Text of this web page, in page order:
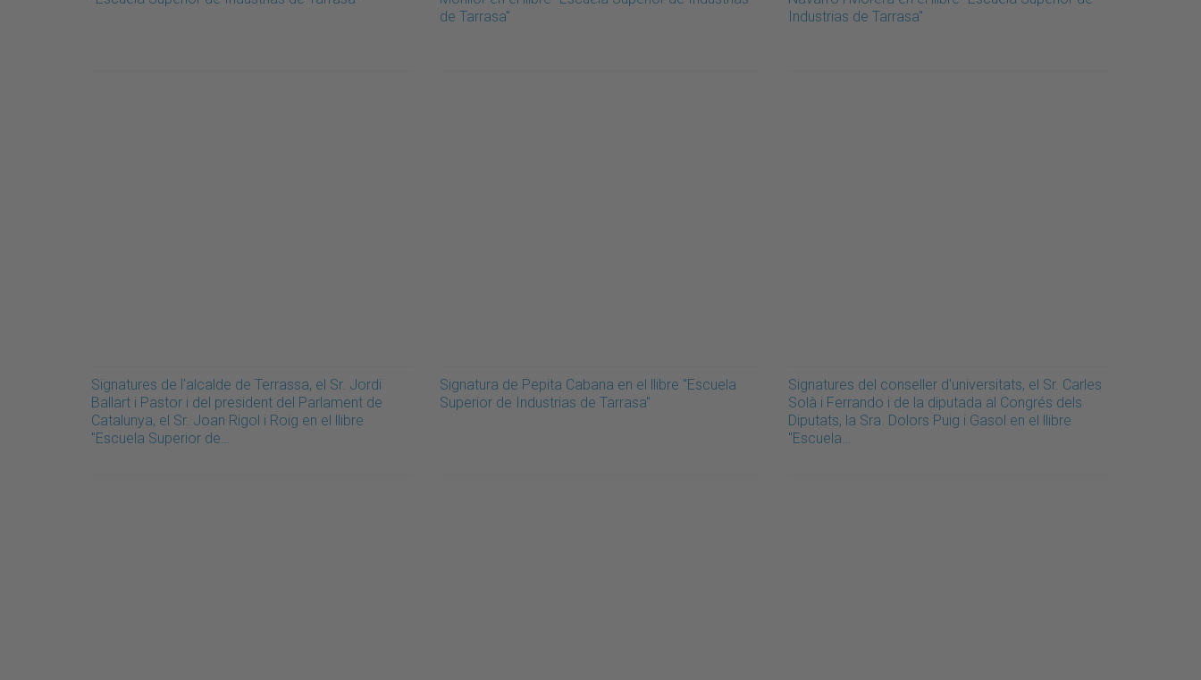
de Tarrasa"
Industrias de Tarrasa"
Signatures de l'alcalde de Terrassa, el Sr. Jordi
Ballart i Pastor i del president del Parlament de
Catalunya, el Sr. Joan Rigol i Roig en el llibre
"Escuela Superior de…
Signatura de Pepita Cabana en el llibre "Escuela
Superior de Industrias de Tarrasa"
Signatures del conseller d'universitats, el Sr. Carles
Solà i Ferrando i de la diputada al Congrés dels
Diputats, la Sra. Dolors Puig i Gasol en el llibre
"Escuela…